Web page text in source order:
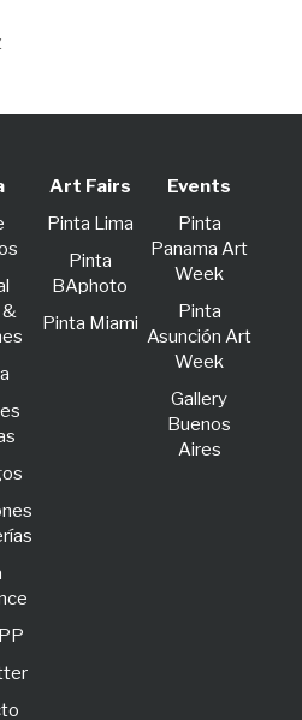
Art Fairs
Pinta Lima
Pinta
BAphoto
Pinta Miami
Events
Pinta
Panama Art
Week
Pinta
Asunción Art
Week
Gallery
Buenos
Aires